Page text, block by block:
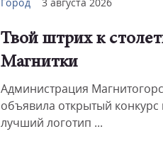
Твой штрих к
Магнитки
Администрация
объявила открытый конкурс
лучший логотип ...